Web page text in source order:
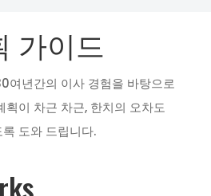
가이드
여년간의 이사 경험을 바탕으로
획이 차근 차근, 한치의 오차도
도와 드립니다.